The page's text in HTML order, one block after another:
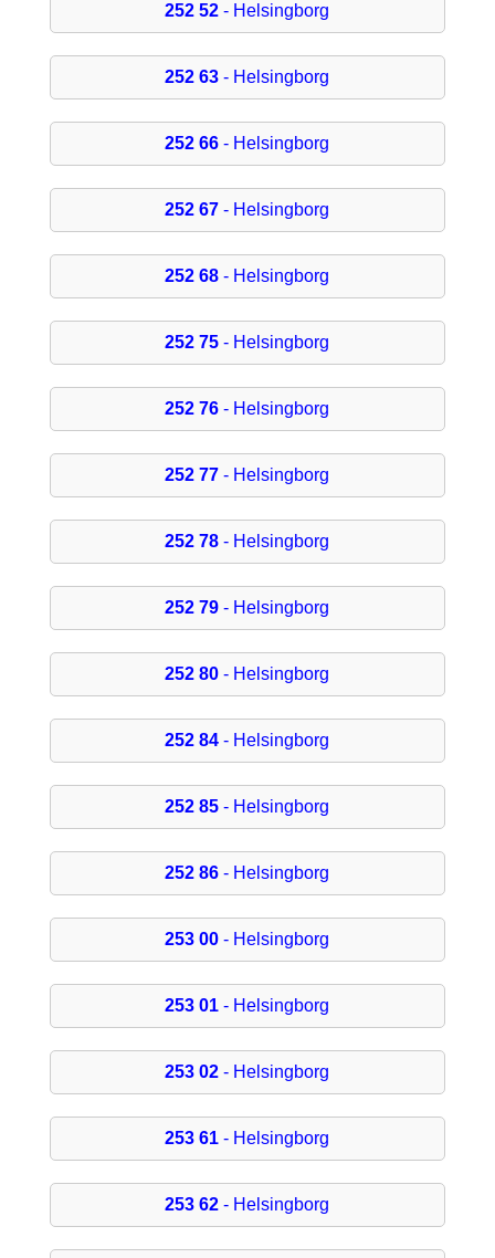
252 52 - Helsingborg
252 63 - Helsingborg
252 66 - Helsingborg
252 67 - Helsingborg
252 68 - Helsingborg
252 75 - Helsingborg
252 76 - Helsingborg
252 77 - Helsingborg
252 78 - Helsingborg
252 79 - Helsingborg
252 80 - Helsingborg
252 84 - Helsingborg
252 85 - Helsingborg
252 86 - Helsingborg
253 00 - Helsingborg
253 01 - Helsingborg
253 02 - Helsingborg
253 61 - Helsingborg
253 62 - Helsingborg